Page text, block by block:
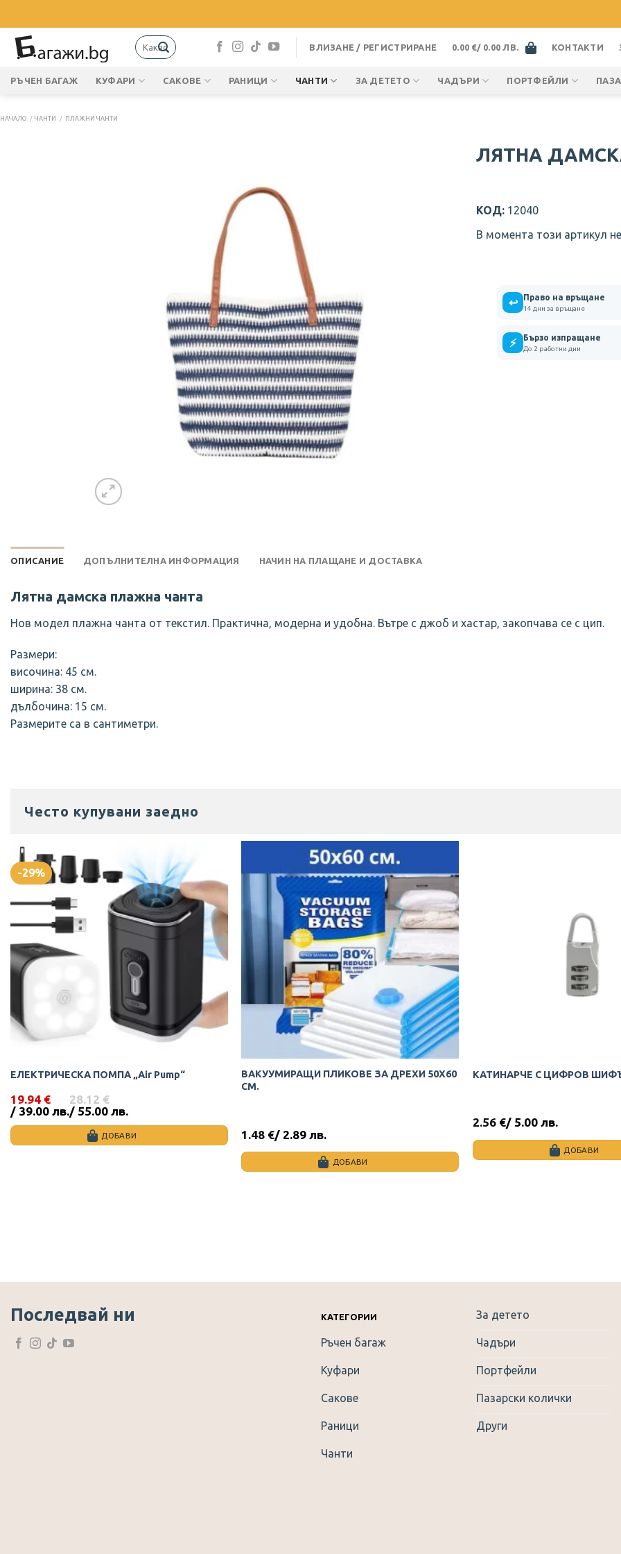
to
content
Търсене
за:
ВЛИЗАНЕ / РЕГИСТРИРАНЕ 0.00 €/ 0.00 ЛВ. КОНТАКТИ
РЪЧЕН БАГАЖ КУФАРИ САКОВЕ РАНИЦИ ЧАНТИ ЗА ДЕТЕТО ЧАДЪРИ ПОРТФЕЙЛИ
НАЧАЛО / ЧАНТИ / ПЛАЖНИ ЧАНТИ
ЛЯТНА
КОД: 12040
В момента този артикул
↩ Право на връщане
14 дни за връщане
⚡ Бързо изпращане
До 2 работни дни
ОПИСАНИЕ ДОПЪЛНИТЕЛНА ИНФОРМАЦИЯ НАЧИН НА ПЛАЩАНЕ И ДОСТАВКА
Лятна дамска плажна чанта
Нов модел плажна чанта от текстил. Практична, модерна и удобна. Вътре с джоб и хастар, закопчава се с цип.
Размери:
височина: 45 см.
ширина: 38 см.
дълбочина: 15 см.
Размерите са в сантиметри.
Често купувани заедно
-29%
ЕЛЕКТРИЧЕСКА ПОМПА „Air Pump“
28.12 €
/ 55.00 лв.
Original
price
was:
28.12 €
19.94 €
/ 39.00 лв.
Текущата
цена
е:
19.94 €
ДОБАВИ
ВАКУУМИРАЩИ ПЛИКОВЕ ЗА ДРЕХИ 50Х60
СМ.
1.48 €/ 2.89 лв.
ДОБАВИ
КАТИНАРЧЕ С ЦИФРОВ
2.56 €/ 5.00 лв.
ДОБАВИ
Последвай ни КАТЕГОРИИ
Ръчен багаж
Куфари
Сакове
Раници
Чанти
За детето
Чадъри
Портфейли
Пазарски колички
Други